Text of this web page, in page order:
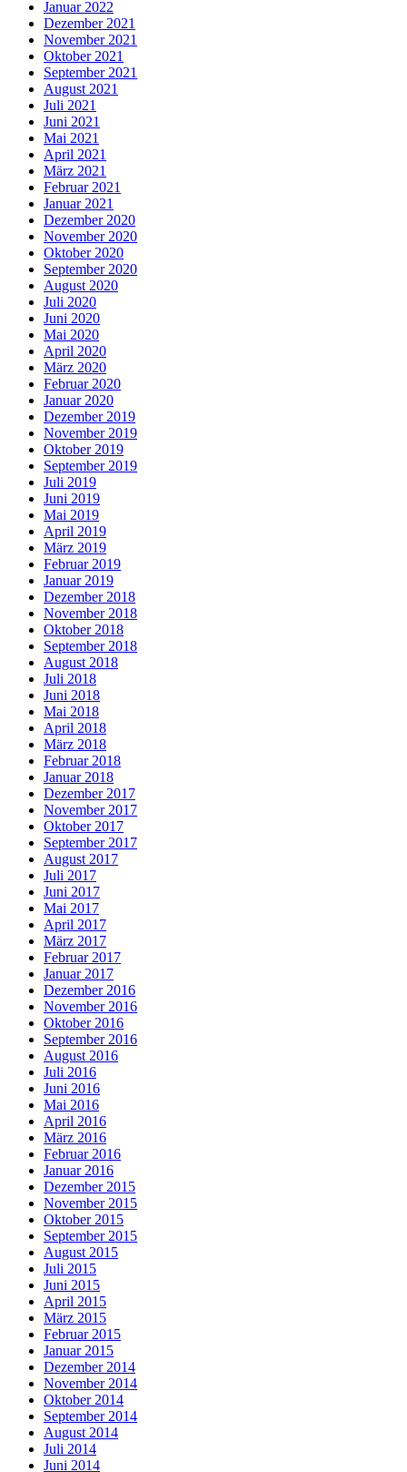
Januar 2022
Dezember 2021
November 2021
Oktober 2021
September 2021
August 2021
Juli 2021
Juni 2021
Mai 2021
April 2021
März 2021
Februar 2021
Januar 2021
Dezember 2020
November 2020
Oktober 2020
September 2020
August 2020
Juli 2020
Juni 2020
Mai 2020
April 2020
März 2020
Februar 2020
Januar 2020
Dezember 2019
November 2019
Oktober 2019
September 2019
Juli 2019
Juni 2019
Mai 2019
April 2019
März 2019
Februar 2019
Januar 2019
Dezember 2018
November 2018
Oktober 2018
September 2018
August 2018
Juli 2018
Juni 2018
Mai 2018
April 2018
März 2018
Februar 2018
Januar 2018
Dezember 2017
November 2017
Oktober 2017
September 2017
August 2017
Juli 2017
Juni 2017
Mai 2017
April 2017
März 2017
Februar 2017
Januar 2017
Dezember 2016
November 2016
Oktober 2016
September 2016
August 2016
Juli 2016
Juni 2016
Mai 2016
April 2016
März 2016
Februar 2016
Januar 2016
Dezember 2015
November 2015
Oktober 2015
September 2015
August 2015
Juli 2015
Juni 2015
April 2015
März 2015
Februar 2015
Januar 2015
Dezember 2014
November 2014
Oktober 2014
September 2014
August 2014
Juli 2014
Juni 2014